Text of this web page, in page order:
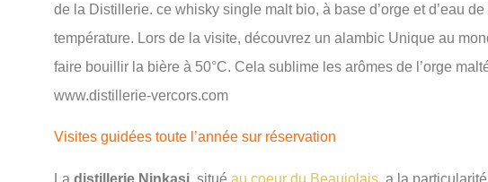
de la Distillerie. ce whisky single malt bio, à base d’orge et d’eau
température. Lors de la visite, découvrez un alambic Unique au
faire bouillir la bière à 50°C. Cela sublime les arômes de l’orge
www.distillerie-vercors.com
Visites guidées toute l’année sur réservation
La distillerie Ninkasi, situé au coeur du Beaujolais, a la